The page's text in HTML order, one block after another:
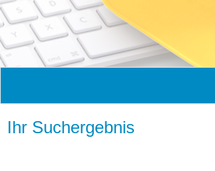
Ihr Suchergebnis